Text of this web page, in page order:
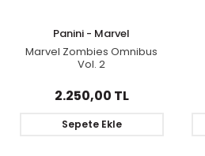
Panini - Marvel
Marvel Zombies Omnibus
Vol. 2
2.250,00 TL
Sepete Ekle